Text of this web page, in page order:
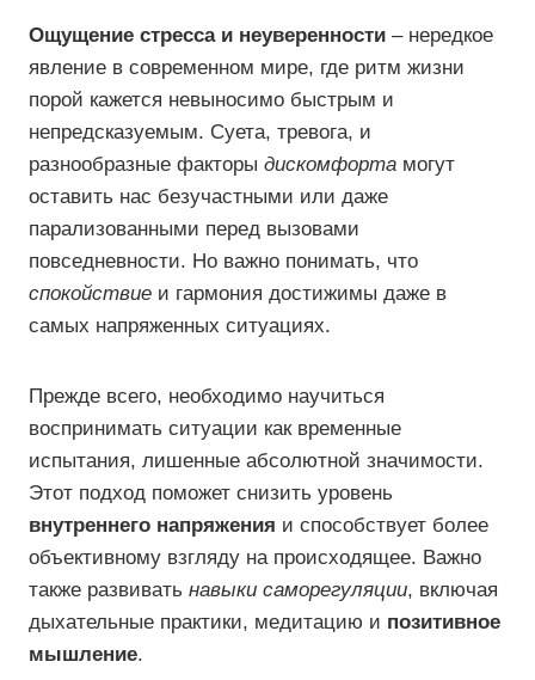
Ощущение стресса и неуверенности – нередкое
явление в современном мире, где ритм жизни
порой кажется невыносимо быстрым и
непредсказуемым. Суета, тревога, и
разнообразные факторы дискомфорта могут
оставить нас безучастными или даже
парализованными перед вызовами
повседневности. Но важно понимать, что
спокойствие и гармония достижимы даже в
самых напряженных ситуациях.
Прежде всего, необходимо научиться
воспринимать ситуации как временные
испытания, лишенные абсолютной значимости.
Этот подход поможет снизить уровень
внутреннего напряжения и способствует более
объективному взгляду на происходящее. Важно
также развивать навыки саморегуляции, включая
дыхательные практики, медитацию и позитивное
мышление.